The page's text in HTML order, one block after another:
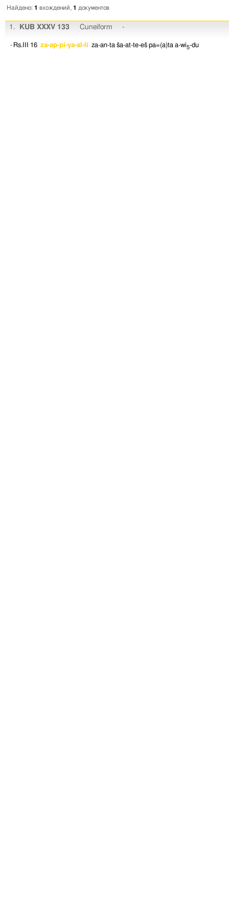
Найдено: 1 вхождений, 1 документов
1. KUB XXXV 133 Cuneiform -
· Rs.III 16 za-ap-pí-ya-al-li za-an-ta ša-at-te-eš pa=(a)ta a-wi5-du